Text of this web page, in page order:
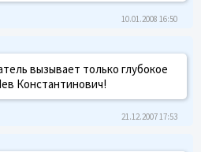
10.01.2008 16:50
вызывает только глубокое
Константинович!
21.12.2007 17:53